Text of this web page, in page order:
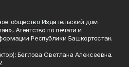
общество Издательский дом
Агентство по печати и
Республики Башкортостан.
Беглова Светлана Алексеевна.